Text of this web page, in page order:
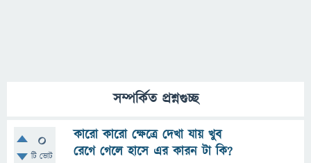
সম্পর্কিত প্রশ্নগুচ্ছ
0
টি ভোট
কারো কারো ক্ষেত্রে দেখা যায় খুব
রেগে গেলে হাসে এর কারন টা কি?